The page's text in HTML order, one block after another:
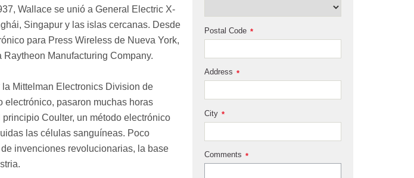
Wallace se unió a General Electric X-
Singapur y las islas cercanas. Desde
para Press Wireless de Nueva York,
Manufacturing Company.
Mittelman Electronics Division de
electrónico, pasaron muchas horas
Coulter, un método electrónico
las células sanguíneas. Poco
invenciones revolucionarias, la base
*
Postal Code
*
Address
*
City
*
Comments